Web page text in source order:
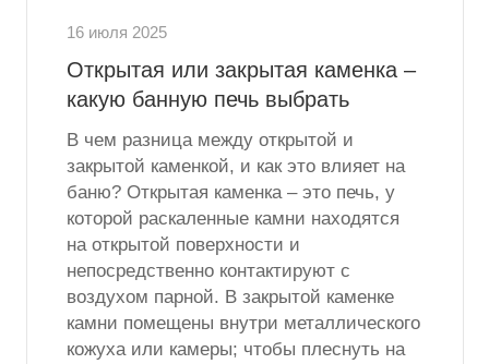
16 июля 2025
Открытая или закрытая каменка –
какую банную печь выбрать
В чем разница между открытой и
закрытой каменкой, и как это влияет на
баню? Открытая каменка – это печь, у
которой раскаленные камни находятся
на открытой поверхности и
непосредственно контактируют с
воздухом парной. В закрытой каменке
камни помещены внутри металлического
кожуха или камеры; чтобы плеснуть на